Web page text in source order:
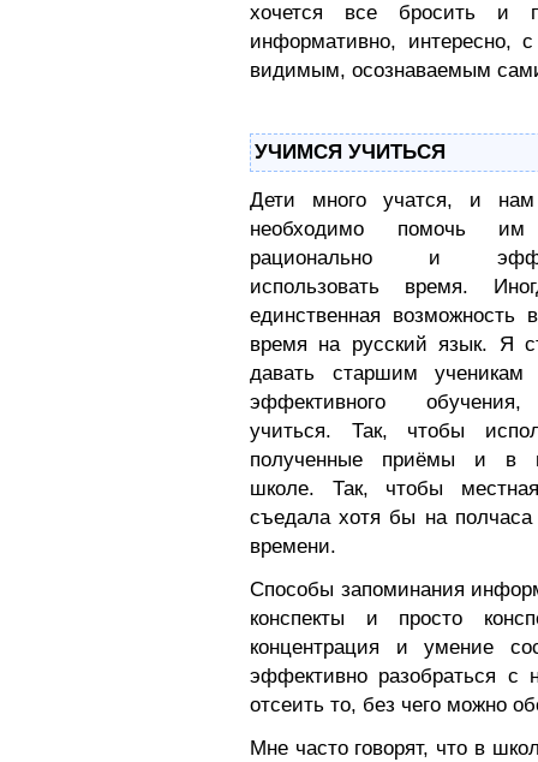
хочется все бросить и
информативно, интересно,
видимым, осознаваемым
УЧИМСЯ УЧИТЬСЯ
Дети много учатся, и нам
необходимо помочь
рационально и
использовать время.
единственная возможность
время на русский язык. Я
давать старшим ученикам
эффективного
учиться. Так, чтобы
полученные приёмы и в
школе. Так, чтобы
съедала хотя бы на
времени.
Способы запоминания
конспекты и просто
концентрация и умение
эффективно разобраться
отсеить то, без чего можно
Мне часто говорят, что в